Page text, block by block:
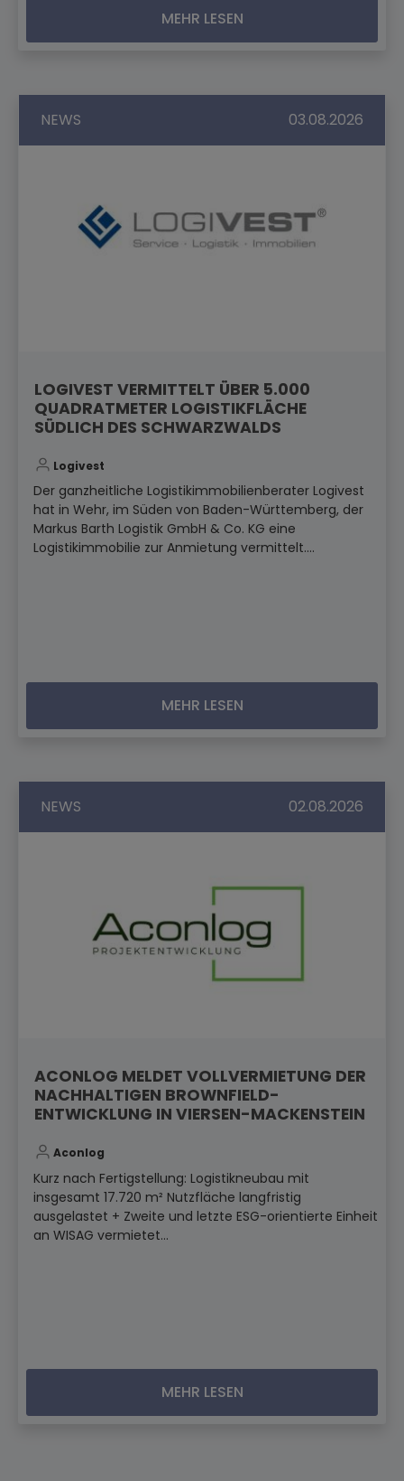
MEHR LESEN
NEWS 03.08.2026
LOGIVEST VERMITTELT ÜBER 5.000
QUADRATMETER LOGISTIKFLÄCHE
SÜDLICH DES SCHWARZWALDS
Logivest
Der ganzheitliche Logistikimmobilienberater Logivest
hat in Wehr, im Süden von Baden-Württemberg, der
Markus Barth Logistik GmbH & Co. KG eine
Logistikimmobilie zur Anmietung vermittelt....
MEHR LESEN
NEWS 02.08.2026
ACONLOG MELDET VOLLVERMIETUNG DER
NACHHALTIGEN BROWNFIELD-
ENTWICKLUNG IN VIERSEN-MACKENSTEIN
Aconlog
Kurz nach Fertigstellung: Logistikneubau mit
insgesamt 17.720 m² Nutzfläche langfristig
ausgelastet + Zweite und letzte ESG-orientierte Einheit
an WISAG vermietet...
MEHR LESEN